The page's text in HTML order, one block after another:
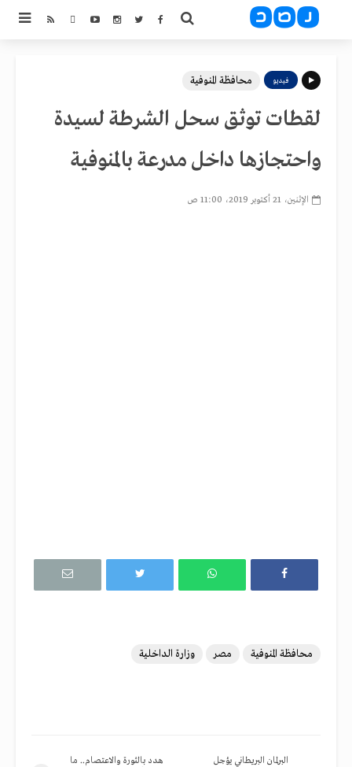
فيديو محافظة المنوفية
لقطات توثق سحل الشرطة لسيدة
واحتجازها داخل مدرعة بالمنوفية
الإثنين، 21 أكتوبر 2019، 11:00 ص
محافظة المنوفية مصر وزارة الداخلية
هدد بالثورة والاعتصام.. ما
البرلمان البريطاني يؤجل